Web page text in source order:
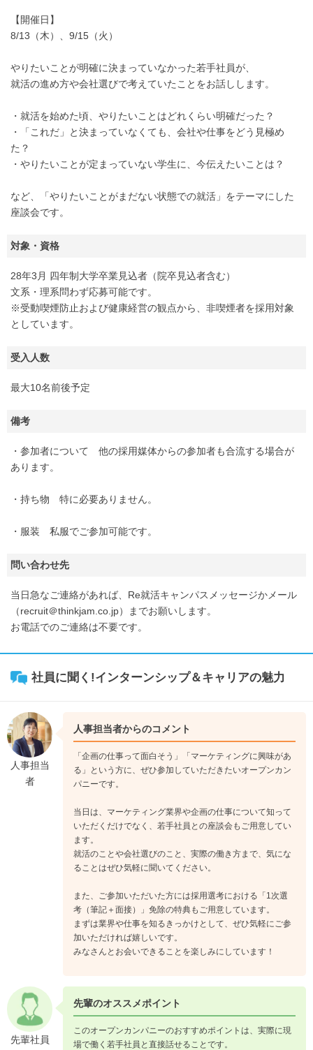
【開催日】
8/13（木）、9/15（火）
やりたいことが明確に決まっていなかった若手社員が、
就活の進め方や会社選びで考えていたことをお話しします。
・就活を始めた頃、やりたいことはどれくらい明確だった？
・「これだ」と決まっていなくても、会社や仕事をどう見極め
た？
・やりたいことが定まっていない学生に、今伝えたいことは？
など、「やりたいことがまだない状態での就活」をテーマにした
座談会です。
対象・資格
28年3月 四年制大学卒業見込者（院卒見込者含む）
文系・理系問わず応募可能です。
※受動喫煙防止および健康経営の観点から、非喫煙者を採用対象
としています。
受入人数
最大10名前後予定
備考
・参加者について 他の採用媒体からの参加者も合流する場合が
あります。
・持ち物 特に必要ありません。
・服装 私服でご参加可能です。
問い合わせ先
当日急なご連絡があれば、Re就活キャンパスメッセージかメール
（recruit＠thinkjam.co.jp）までお願いします。
お電話でのご連絡は不要です。
社員に聞く!インターンシップ＆キャリアの魅力
人事担当
者
人事担当者からのコメント
「企画の仕事って面白そう」「マーケティングに興味があ
る」という方に、ぜひ参加していただきたいオープンカン
パニーです。
当日は、マーケティング業界や企画の仕事について知って
いただくだけでなく、若手社員との座談会もご用意してい
ます。
就活のことや会社選びのこと、実際の働き方まで、気にな
ることはぜひ気軽に聞いてください。
また、ご参加いただいた方には採用選考における「1次選
考（筆記＋面接）」免除の特典もご用意しています。
まずは業界や仕事を知るきっかけとして、ぜひ気軽にご参
加いただければ嬉しいです。
みなさんとお会いできることを楽しみにしています！
先輩社員
先輩のオススメポイント
このオープンカンパニーのおすすめポイントは、実際に現
場で働く若手社員と直接話せることです。